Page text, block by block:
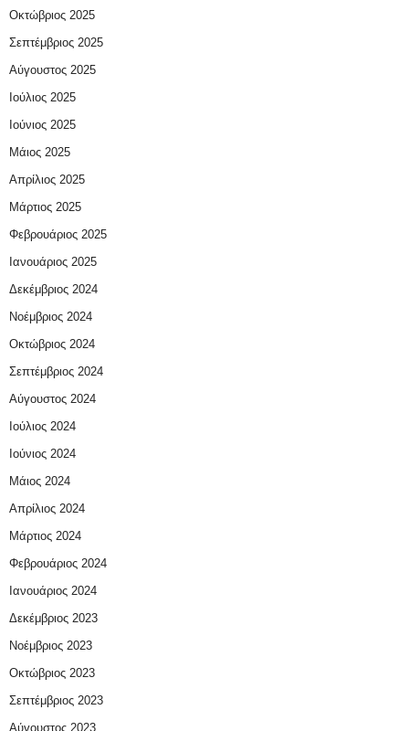
Οκτώβριος 2025
Σεπτέμβριος 2025
Αύγουστος 2025
Ιούλιος 2025
Ιούνιος 2025
Μάιος 2025
Απρίλιος 2025
Μάρτιος 2025
Φεβρουάριος 2025
Ιανουάριος 2025
Δεκέμβριος 2024
Νοέμβριος 2024
Οκτώβριος 2024
Σεπτέμβριος 2024
Αύγουστος 2024
Ιούλιος 2024
Ιούνιος 2024
Μάιος 2024
Απρίλιος 2024
Μάρτιος 2024
Φεβρουάριος 2024
Ιανουάριος 2024
Δεκέμβριος 2023
Νοέμβριος 2023
Οκτώβριος 2023
Σεπτέμβριος 2023
Αύγουστος 2023